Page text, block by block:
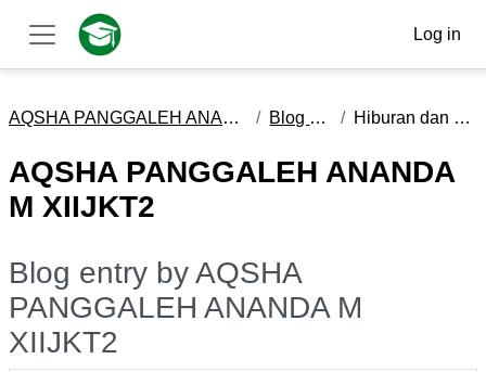
Skip to main content
Side panel
Log in
AQSHA PANGGALEH ANANDA M XIIJKT2 Blog entries Hiburan dan Streaming
AQSHA PANGGALEH ANANDA
M XIIJKT2
Blog entry by AQSHA
PANGGALEH ANANDA M
XIIJKT2